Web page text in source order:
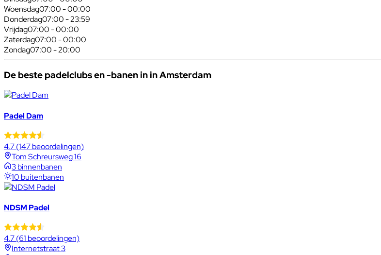
Woensdag07:00 - 00:00
Donderdag07:00 - 23:59
Vrijdag07:00 - 00:00
Zaterdag07:00 - 00:00
Zondag07:00 - 20:00
De beste padelclubs en -banen in in Amsterdam
Padel Dam
4.7(147 beoordelingen)
Tom Schreursweg 16
3 binnenbanen
10 buitenbanen
NDSM Padel
4.7(61 beoordelingen)
Internetstraat 3